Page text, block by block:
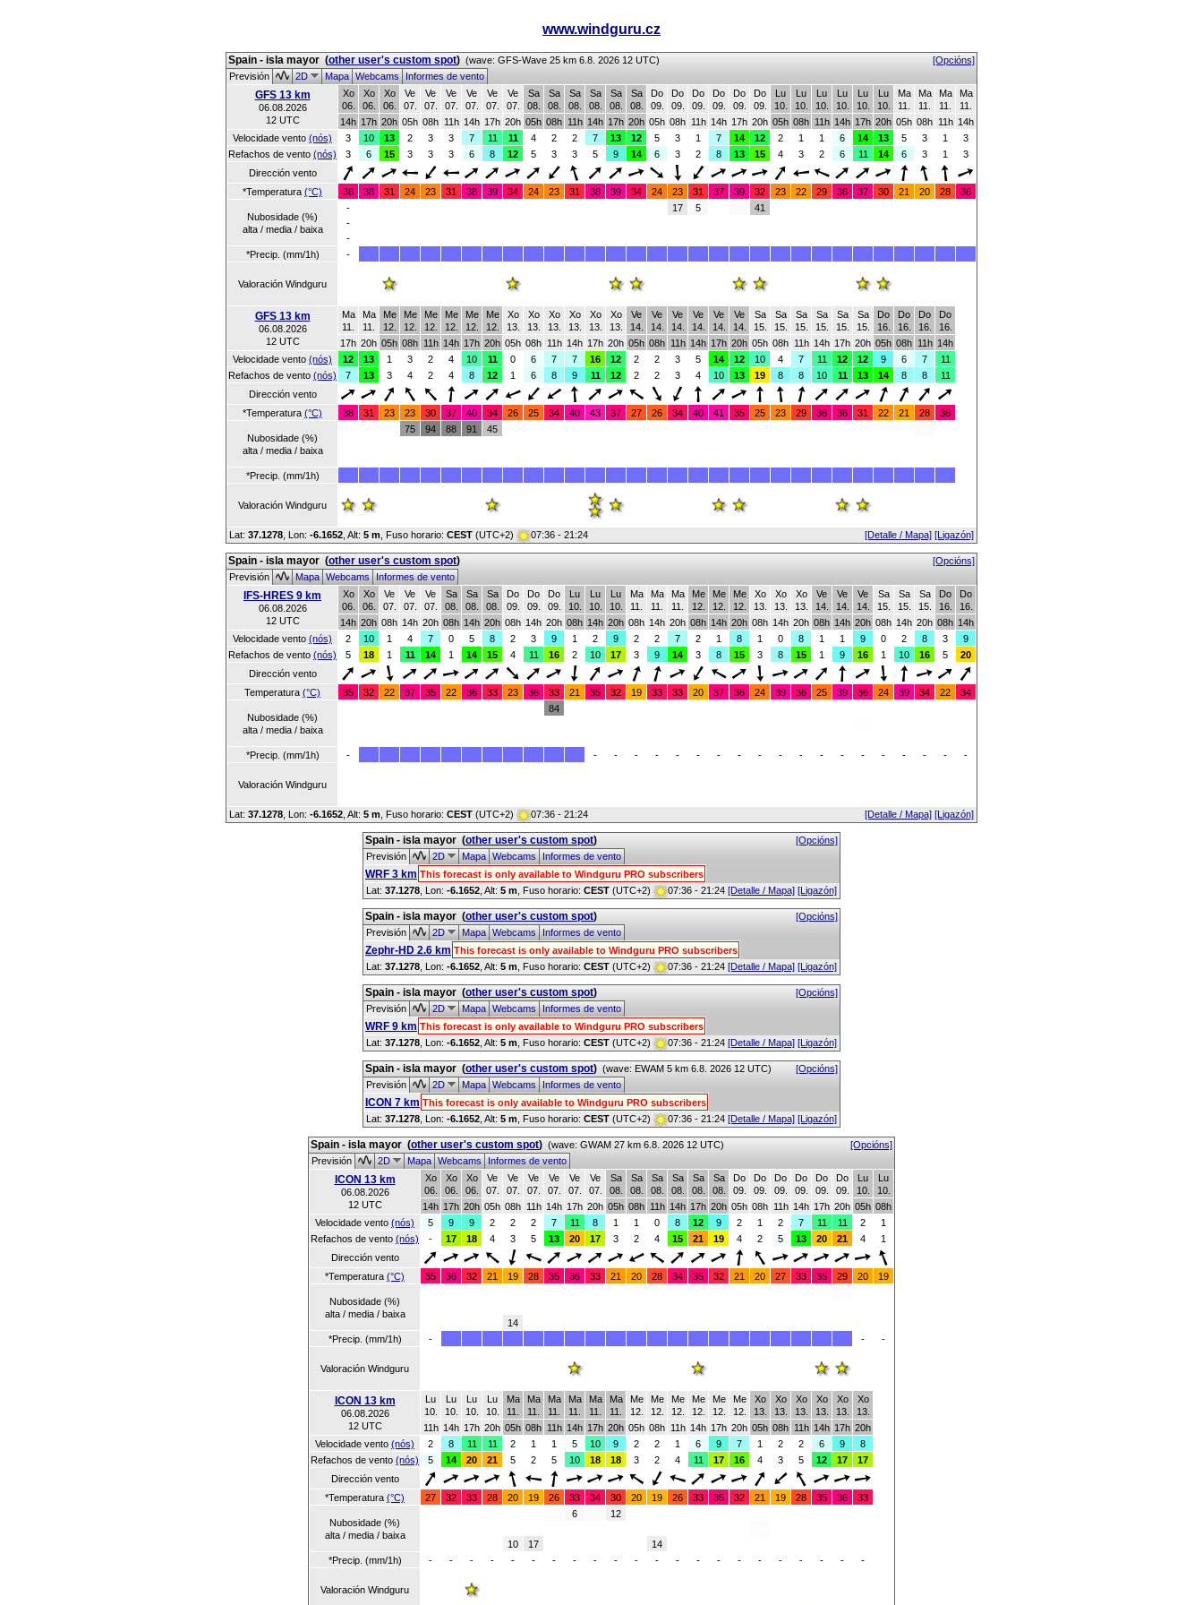
www.windguru.cz
Spain - isla mayor (other user's custom spot) (wave: GFS-Wave 25 km 6.8. 2026 12 UTC)
[Opcións]
Previsión
2D MapaWebcamsInformes de vento
GFS 13 km
06.08.2026
12 UTC
Xo
06.
Xo
06.
Xo
06.
Ve
07.
Ve
07.
Ve
07.
Ve
07.
Ve
07.
Ve
07.
Sa
08.
Sa
08.
Sa
08.
Sa
08.
Sa
08.
Sa
08.
Do
09.
Do
09.
Do
09.
Do
09.
Do
09.
Do
09.
Lu
10.
Lu
10.
Lu
10.
Lu
10.
Lu
10.
Lu
10.
Ma
11.
Ma
11.
Ma
11.
Ma
11.
14h 17h 20h 05h 08h 11h 14h 17h 20h 05h 08h 11h 14h 17h 20h 05h 08h 11h 14h 17h 20h 05h 08h 11h 14h 17h 20h 05h 08h 11h 14h
Velocidade vento (nós) 3 10 13 2 3 3 7 11 11 4 2 2 7 13 12 5 3 1 7 14 12 2 1 1 6 14 13 5 3 1
3
Refachos de vento (nós) 3 6 15 3 3 3 6 8 12 5 3 3 5 9 14 6 3 2 8 13 15 4 3 2 6 11 14 6 3 1
3
Dirección vento
*Temperatura (°C) 36 38 31 24 23 31 38 39 34 24 23 31 38 39 34 24 23 31 37 39 32 23 22 29 36 37 30 21 20 28 36
Nubosidade (%)
alta / media / baixa
-
-
-
17 5 41
*Precip. (mm/1h) -
Valoración Windguru
GFS 13 km
06.08.2026
12 UTC
Ma
11.
Ma
11.
Me
12.
Me
12.
Me
12.
Me
12.
Me
12.
Me
12.
Xo
13.
Xo
13.
Xo
13.
Xo
13.
Xo
13.
Xo
13.
Ve
14.
Ve
14.
Ve
14.
Ve
14.
Ve
14.
Ve
14.
Sa
15.
Sa
15.
Sa
15.
Sa
15.
Sa
15.
Sa
15.
Do
16.
Do
16.
Do
16.
Do
16.
17h 20h 05h 08h 11h 14h 17h 20h 05h 08h 11h 14h 17h 20h 05h 08h 11h 14h 17h 20h 05h 08h 11h 14h 17h 20h 05h 08h 11h 14h
Velocidade vento (nós) 12 13 1 3 2 4 10 11 0 6 7 7 16 12 2 2 3 5 14 12 10 4 7 11 12 12 9 6 7
11
Refachos de vento (nós) 7 13 3 4 2 4 8 12 1 6 8 9 11 12 2 2 3 4 10 13 19 8 8 10 11 13 14 8 8
11
Dirección vento
*Temperatura (°C) 38 31 23 23 30 37 40 34 26 25 34 40 43 37 27 26 34 40 41 35 25 23 29 36 36 31 22 21 28 36
Nubosidade (%)
alta / media / baixa
75 94 88 91 45
*Precip. (mm/1h)
Valoración Windguru
Lat: 37.1278 , Lon: -6.1652 Alt: 5 m , Fuso horario: CEST (UTC+2) 07:36 - 21:24 [Detalle / Mapa] [Ligazón]
Spain - isla mayor (other user's custom spot)
[Opcións]
Previsión
MapaWebcamsInformes de vento
IFS-HRES 9 km
06.08.2026
12 UTC
Xo
06.
Xo
06.
Ve
07.
Ve
07.
Ve
07.
Sa
08.
Sa
08.
Sa
08.
Do
09.
Do
09.
Do
09.
Lu
10.
Lu
10.
Lu
10.
Ma
11.
Ma
11.
Ma
11.
Me
12.
Me
12.
Me
12.
Xo
13.
Xo
13.
Xo
13.
Ve
14.
Ve
14.
Ve
14.
Sa
15.
Sa
15.
Sa
15.
Do
16.
Do
16.
14h 20h 08h 14h 20h 08h 14h 20h 08h 14h 20h 08h 14h 20h 08h 14h 20h 08h 14h 20h 08h 14h 20h 08h 14h 20h 08h 14h 20h 08h 14h
Velocidade vento (nós) 2 10 1 4 7 0 5 8 2 3 9 1 2 9 2 2 7 2 1 8 1 0 8 1 1 9 0 2 8 3
9
Refachos de vento (nós) 5 18 1 11 14 1 14 15 4 11 16 2 10 17 3 9 14 3 8 15 3 8 15 1 9 16 1 10 16 5
20
Dirección vento
Temperatura (°C) 35 32 22 37 35 22 36 33 23 36 33 21 35 32 19 33 33 20 37 36 24 39 36 25 39 36 24 39 34 22 34
Nubosidade (%)
alta / media / baixa
84
*Precip. (mm/1h) - - - - - - - - - - - - - - - - - - - -
Valoración Windguru
Lat: 37.1278 , Lon: -6.1652 Alt: 5 m , Fuso horario: CEST (UTC+2) 07:36 - 21:24 [Detalle / Mapa] [Ligazón]
Spain - isla mayor (other user's custom spot)
[Opcións]
Previsión
2D MapaWebcamsInformes de vento
WRF 3 km This forecast is only available to Windguru PRO subscribers
Lat: 37.1278 , Lon: -6.1652 Alt: 5 m , Fuso horario: CEST (UTC+2) 07:36 - 21:24 [Detalle / Mapa] [Ligazón]
Spain - isla mayor (other user's custom spot)
[Opcións]
Previsión
2D MapaWebcamsInformes de vento
Zephr-HD 2.6 km This forecast is only available to Windguru PRO subscribers
Lat: 37.1278 , Lon: -6.1652 Alt: 5 m , Fuso horario: CEST (UTC+2) 07:36 - 21:24 [Detalle / Mapa] [Ligazón]
Spain - isla mayor (other user's custom spot)
[Opcións]
Previsión
2D MapaWebcamsInformes de vento
WRF 9 km This forecast is only available to Windguru PRO subscribers
Lat: 37.1278 , Lon: -6.1652 Alt: 5 m , Fuso horario: CEST (UTC+2) 07:36 - 21:24 [Detalle / Mapa] [Ligazón]
Spain - isla mayor (other user's custom spot) (wave: EWAM 5 km 6.8. 2026 12 UTC)
[Opcións]
Previsión
2D MapaWebcamsInformes de vento
ICON 7 km This forecast is only available to Windguru PRO subscribers
Lat: 37.1278 , Lon: -6.1652 Alt: 5 m , Fuso horario: CEST (UTC+2) 07:36 - 21:24 [Detalle / Mapa] [Ligazón]
Spain - isla mayor (other user's custom spot) (wave: GWAM 27 km 6.8. 2026 12 UTC)
[Opcións]
Previsión
2D MapaWebcamsInformes de vento
ICON 13 km
06.08.2026
12 UTC
Xo
06.
Xo
06.
Xo
06.
Ve
07.
Ve
07.
Ve
07.
Ve
07.
Ve
07.
Ve
07.
Sa
08.
Sa
08.
Sa
08.
Sa
08.
Sa
08.
Sa
08.
Do
09.
Do
09.
Do
09.
Do
09.
Do
09.
Do
09.
Lu
10.
Lu
10.
14h 17h 20h 05h 08h 11h 14h 17h 20h 05h 08h 11h 14h 17h 20h 05h 08h 11h 14h 17h 20h 05h 08h
Velocidade vento (nós) 5 9 9 2 2 2 7 11 8 1 1 0 8 12 9 2 1 2 7 11 11 2
1
Refachos de vento (nós) - 17 18 4 3 5 13 20 17 3 2 4 15 21 19 4 2 5 13 20 21 4
1
Dirección vento
*Temperatura (°C) 35 36 32 21 19 28 35 36 33 21 20 28 34 35 32 21 20 27 33 35 29 20 19
Nubosidade (%)
alta / media / baixa
14
*Precip. (mm/1h)
- - -
Valoración Windguru
ICON 13 km
06.08.2026
12 UTC
Lu
10.
Lu
10.
Lu
10.
Lu
10.
Ma
11.
Ma
11.
Ma
11.
Ma
11.
Ma
11.
Ma
11.
Me
12.
Me
12.
Me
12.
Me
12.
Me
12.
Me
12.
Xo
13.
Xo
13.
Xo
13.
Xo
13.
Xo
13.
Xo
13.
11h 14h 17h 20h 05h 08h 11h 14h 17h 20h 05h 08h 11h 14h 17h 20h 05h 08h 11h 14h 17h 20h
Velocidade vento (nós) 2 8 11 11 2 1 1 5 10 9 2 2 1 6 9 7 1 2 2 6 9
8
Refachos de vento (nós) 5 14 20 21 5 2 5 10 18 18 3 2 4 11 17 16 4 3 5 12 17
17
Dirección vento
*Temperatura (°C) 27 32 33 28 20 19 26 33 34 30 20 19 26 33 35 32 21 19 28 35 36 33
Nubosidade (%)
alta / media / baixa
10
17
6 12
14
*Precip. (mm/1h)
- - - - - - - - - - - - - - - - - - - - - -
Valoración Windguru